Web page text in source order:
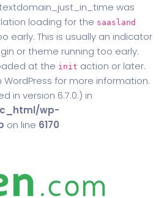
was
loading for the saasland
early. This is usually an indicator
or theme running too early.
at the init action or later.
for more information.
in version 6.7.0.) in
wp-
on line 6170